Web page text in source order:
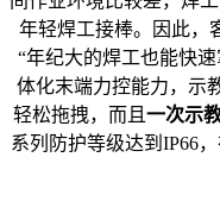
年轻焊工接棒。因此，
“年纪大的焊工也能快
体化末端力控能力，示
轻松拖拽，而且 一次示
系列防护等级达到IP66